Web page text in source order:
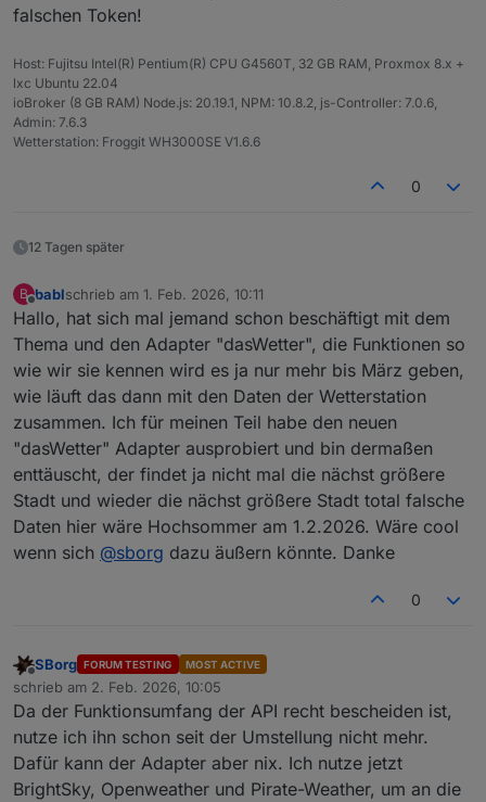
falschen Token!
Host: Fujitsu Intel(R) Pentium(R) CPU G4560T, 32 GB RAM, Proxmox 8.x +
lxc Ubuntu 22.04
ioBroker (8 GB RAM) Node.js: 20.19.1, NPM: 10.8.2, js-Controller: 7.0.6,
Admin: 7.6.3
Wetterstation: Froggit WH3000SE V1.6.6
0
12 Tagen später
B
Offline
bablschrieb am 1. Feb. 2026, 10:11
zuletzt editiert von
Hallo, hat sich mal jemand schon beschäftigt mit dem
Thema und den Adapter "dasWetter", die Funktionen so
wie wir sie kennen wird es ja nur mehr bis März geben,
wie läuft das dann mit den Daten der Wetterstation
zusammen. Ich für meinen Teil habe den neuen
"dasWetter" Adapter ausprobiert und bin dermaßen
enttäuscht, der findet ja nicht mal die nächst größere
Stadt und wieder die nächst größere Stadt total falsche
Daten hier wäre Hochsommer am 1.2.2026. Wäre cool
wenn sich @sborg dazu äußern könnte. Danke
0
Offline
SBorg FORUM TESTING MOST ACTIVE
schrieb am 2. Feb. 2026, 10:05
zuletzt editiert von
Da der Funktionsumfang der API recht bescheiden ist,
nutze ich ihn schon seit der Umstellung nicht mehr.
Dafür kann der Adapter aber nix. Ich nutze jetzt
BrightSky, Openweather und Pirate-Weather, um an die